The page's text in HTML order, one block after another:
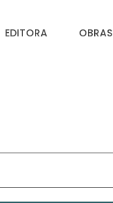
EDITORA OBRAS